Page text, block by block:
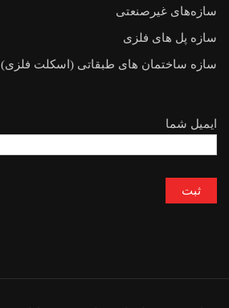
سازه‌های غیرصنعتی
سازه پل های فلزی
سازه ساختمان های طبقاتی (اسکلت فلزی)
ایمیل شما